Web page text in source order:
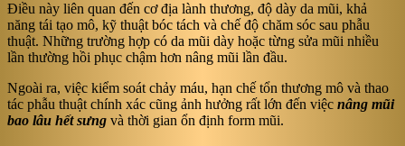
Điều này liên quan đến cơ địa lành thương, độ dày da mũi, khả
năng tái tạo mô, kỹ thuật bóc tách và chế độ chăm sóc sau phẫu
thuật. Những trường hợp có da mũi dày hoặc từng sửa mũi nhiều
lần thường hồi phục chậm hơn nâng mũi lần đầu.
Ngoài ra, việc kiểm soát chảy máu, hạn chế tổn thương mô và thao
tác phẫu thuật chính xác cũng ảnh hưởng rất lớn đến việc nâng mũi
bao lâu hết sưng và thời gian ổn định form mũi.